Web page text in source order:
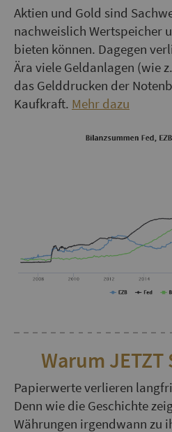
Aktien und Gold sind
nachweislich Wertspeicher
bieten können. Dagegen
Ära viele Geldanlagen (wie
das Gelddrucken der
Kaufkraft. Mehr dazu
Warum
Papierwerte verlieren
Denn wie die Geschichte
Währungen irgendwann zu